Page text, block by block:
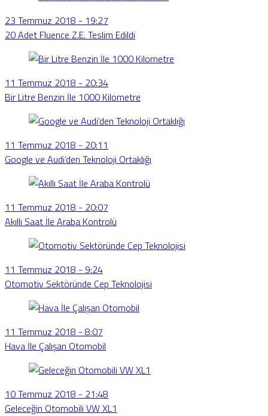
23 Temmuz 2018 - 19:27
20 Adet Fluence Z.E. Teslim Edildi
11 Temmuz 2018 - 20:34
Bir Litre Benzin İle 1000 Kilometre
11 Temmuz 2018 - 20:11
Google ve Audi’den Teknoloji Ortaklığı
11 Temmuz 2018 - 20:07
Akıllı Saat İle Araba Kontrolü
11 Temmuz 2018 - 9:24
Otomotiv Sektöründe Cep Teknolojisi
11 Temmuz 2018 - 8:07
Hava İle Çalışan Otomobil
10 Temmuz 2018 - 21:48
Geleceğin Otomobili VW XL1